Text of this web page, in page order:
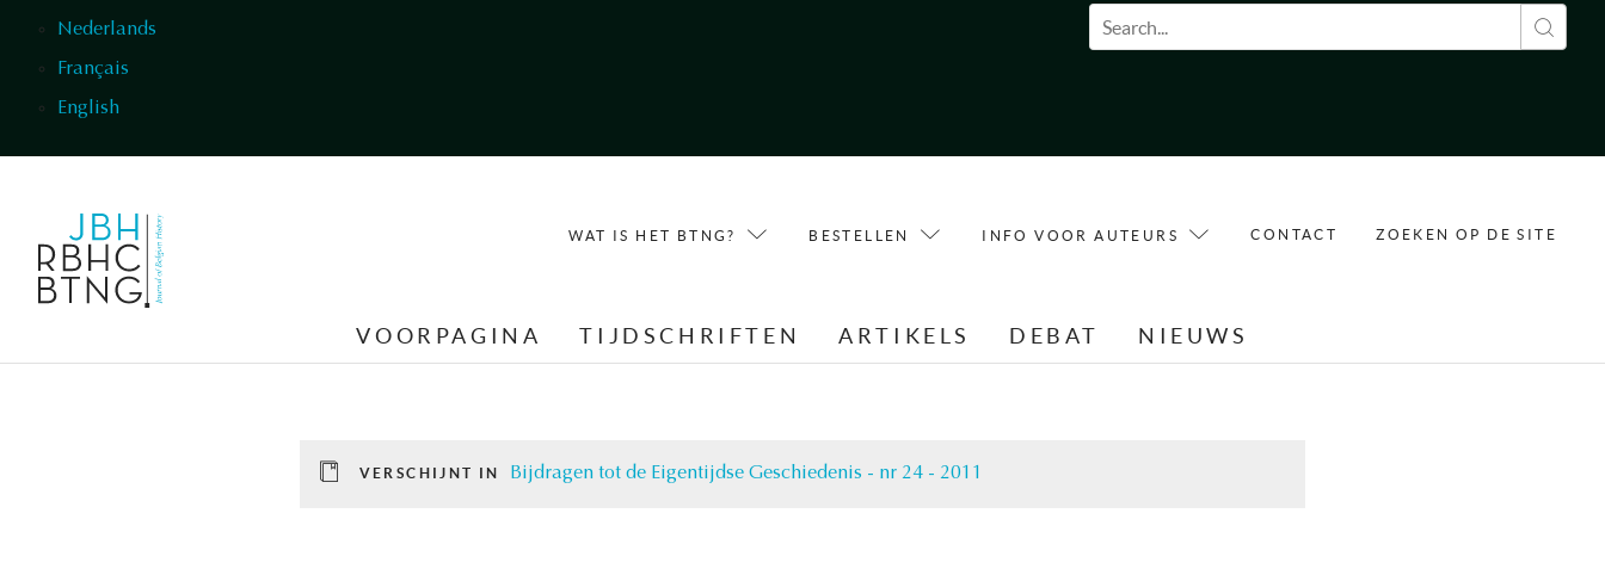
Nederlands
Français
English
Zoekveld
WAT IS HET BTNG? BESTELLEN INFO VOOR AUTEURS CONTACT ZOEKEN OP DE SITE
VOORPAGINA TIJDSCHRIFTEN ARTIKELS DEBAT NIEUWS
VERSCHIJNT IN Bijdragen tot de Eigentijdse Geschiedenis - nr 24 - 2011